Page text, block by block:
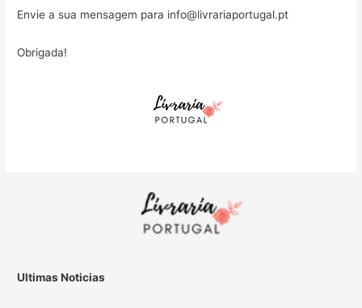
Envie a sua mensagem para info@livrariaportugal.pt
Obrigada!
Ultimas Noticias